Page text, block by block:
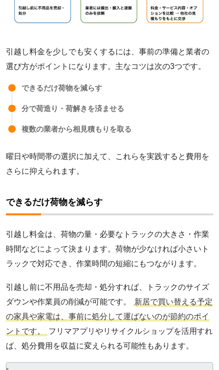
引越し料金を少しでも安くするには、事前の準備と業者の
選び方がポイントになります。主なコツは次の3つです。
できるだけ荷物を減らす
分で荷造り・荷解きを済ませる
複数の業者から相見積もりを取る
曜日や時間帯の選択に加えて、これらを実践すると費用を
さらに抑えられます。
できるだけ荷物を減らす
引越し料金は、荷物の量・必要なトラックの大きさ・作業
時間などによって決まります。荷物が少なければ小さいト
ラックで対応でき、作業時間の短縮にもつながります。
引越し前に不用品を売却・処分すれば、トラックのサイズ
ダウンや作業員の削減が可能です。
新居で買い替える予定
の家具や家電は、事前に処分して運ばないのが節約のポイ
ントです。
フリマアプリやリサイクルショップを活用すれ
ば、処分費用を収益に変えられる可能性もあります。